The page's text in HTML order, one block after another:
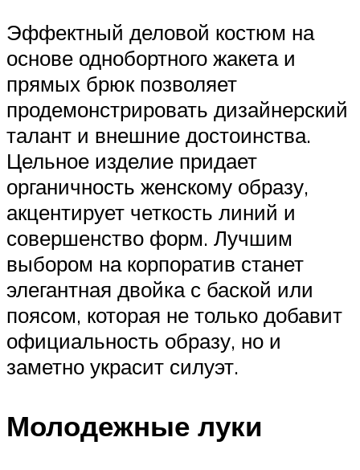
Эффектный деловой костюм на
основе однобортного жакета и
прямых брюк позволяет
продемонстрировать дизайнерский
талант и внешние достоинства.
Цельное изделие придает
органичность женскому образу,
акцентирует четкость линий и
совершенство форм. Лучшим
выбором на корпоратив станет
элегантная двойка с баской или
поясом, которая не только добавит
официальность образу, но и
заметно украсит силуэт.
Молодежные луки